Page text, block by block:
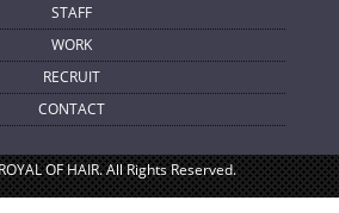
STAFF
WORK
RECRUIT
CONTACT
OF HAIR. All Rights Reserved.